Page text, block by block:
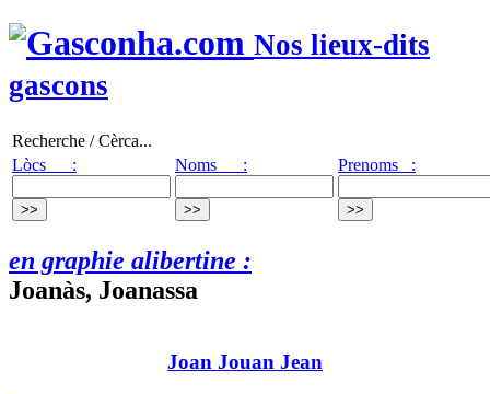
Nos lieux-dits
gascons
Recherche / Cèrca...
Lòcs :
Noms : Prenoms :
en graphie alibertine :
Joanàs, Joanassa
Joan Jouan Jean